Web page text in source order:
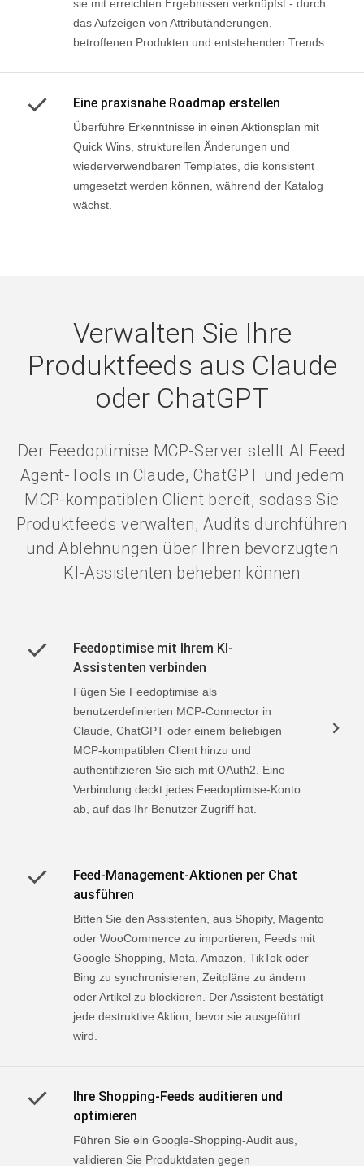
sie mit erreichten Ergebnissen verknüpfst - durch
das Aufzeigen von Attributänderungen,
Eine praxisnahe Roadmap erstellen
Überführe Erkenntnisse in einen Aktionsplan mit
Quick Wins, strukturellen Änderungen und
wiederverwendbaren Templates, die konsistent
umgesetzt werden können, während der Katalog
Verwalten Sie Ihre
Produktfeeds aus Claude
oder ChatGPT
Der Feedoptimise MCP-Server stellt AI Feed
Agent-Tools in Claude, ChatGPT und jedem
MCP-kompatiblen Client bereit, sodass Sie
Produktfeeds verwalten, Audits durchführen
und Ablehnungen über Ihren bevorzugten
Feedoptimise mit Ihrem KI-
Assistenten verbinden
Fügen Sie Feedoptimise als
benutzerdefinierten MCP-Connector in
Claude, ChatGPT oder einem beliebigen
MCP-kompatiblen Client hinzu und
authentifizieren Sie sich mit OAuth2. Eine
Verbindung deckt jedes Feedoptimise-Konto
Feed-Management-Aktionen per Chat
ausführen
Bitten Sie den Assistenten, aus Shopify, Magento
oder WooCommerce zu importieren, Feeds mit
Google Shopping, Meta, Amazon, TikTok oder
Bing zu synchronisieren, Zeitpläne zu ändern
oder Artikel zu blockieren. Der Assistent bestätigt
jede destruktive Aktion, bevor sie ausgeführt
Ihre Shopping-Feeds auditieren und
optimieren
Führen Sie ein Google-Shopping-Audit aus,